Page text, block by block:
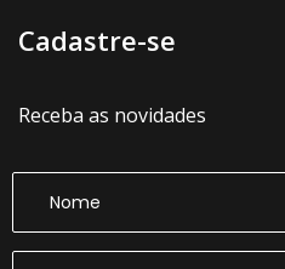
Cadastre-se
Receba as novidades